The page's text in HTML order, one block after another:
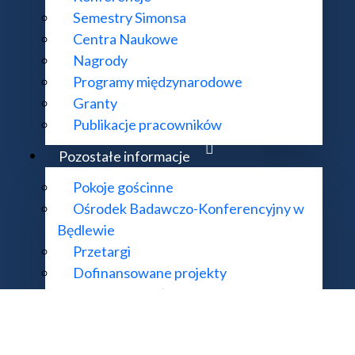
Semestry Simonsa
Centra Naukowe
Nagrody
Programy międzynarodowe
Granty
Publikacje pracowników
Pozostałe informacje
Pokoje gościnne
Ośrodek Badawczo-Konferencyjny w
Będlewie
Przetargi
Dofinansowane projekty
Wnoszenie opłat
KONTAKT:
ul. Śniadeckich 8, 00-656 Warszawa
22 522 81 00
im@impan.pl
Mapa strony
działania strony i treści na niej zawartych proszę kierować na adres
Polskiej Akademii Nauk. Wszelkie prawa zastrzeżone.